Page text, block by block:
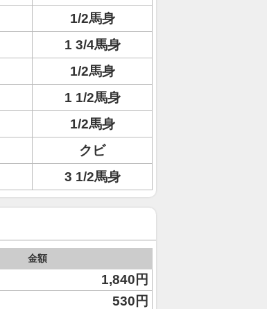
1/2馬身
1 3/4馬身
1/2馬身
1 1/2馬身
1/2馬身
クビ
3 1/2馬身
金額
1,840円
530円